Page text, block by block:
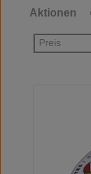
Aktionen
Preis